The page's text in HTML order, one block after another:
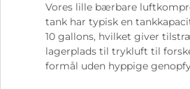
Vores lille bærbare
tank har typisk en
10 gallons, hvilket giver
lagerplads til trykluft til
formål uden hyppige